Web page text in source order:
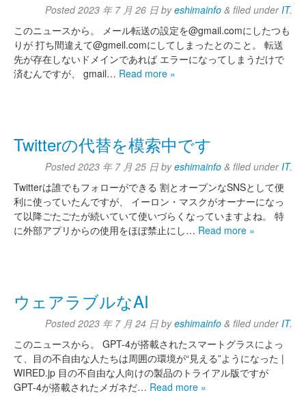
Posted2023 年 7 月 26 日 byeshimainfo & filed under IT.
このニュースから。 メール転送の設定を@gmail.comにしたつも
りが 打ち間違えて@gmeil.comにしてしまったとのこと。 転送
先が存在しないドメインであれば エラーになってしまうだけで
済むんですが、 gmail… Read more »
Twitterの代替を模索中です
Posted2023 年 7 月 25 日 byeshimainfo & filed under IT.
Twitterは誰でもフォローができる 割とオープンなSNSとして便
利に使っていたんですが、 イーロン・マスクがオーナーになっ
て以降ごたごたが続いていて使いづらくなっていますよね。 特
に外部アプリからの使用をほぼ禁止にし… Read more »
ウェアラブルなAI
Posted2023 年 7 月 24 日 byeshimainfo & filed under IT.
このニュースから。 GPT-4が搭載されたスマートグラスによっ
て、目の不自由な人たちは周囲の環境が“見える”ようになった |
WIRED.jp 目の不自由な人向けの製品のトライアル版ですが
GPT-4が搭載されたメガネだ… Read more »